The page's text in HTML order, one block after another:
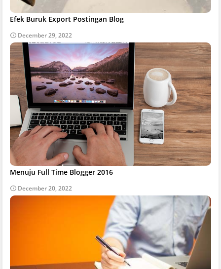
Efek Buruk Export Postingan Blog
December 29, 2022
Menuju Full Time Blogger 2016
December 20, 2022